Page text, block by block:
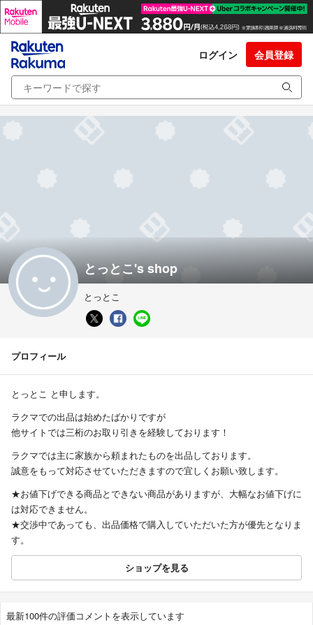
ログイン 会員登録
とっとこ's shop
とっとこ
プロフィール
とっとこ と申します。
ラクマでの出品は始めたばかりですが
他サイトでは三桁のお取り引きを経験しております！
ラクマでは主に家族から頼まれたものを出品しております。
誠意をもって対応させていただきますので宜しくお願い致します。
★お値下げできる商品とできない商品がありますが、大幅なお値下げに
は対応できません。
★交渉中であっても、出品価格で購入していただいた方が優先となりま
す。
ショップを見る
最新100件の評価コメントを表示しています